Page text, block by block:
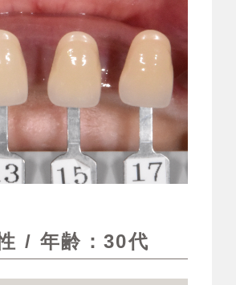
/ 年齢：30代